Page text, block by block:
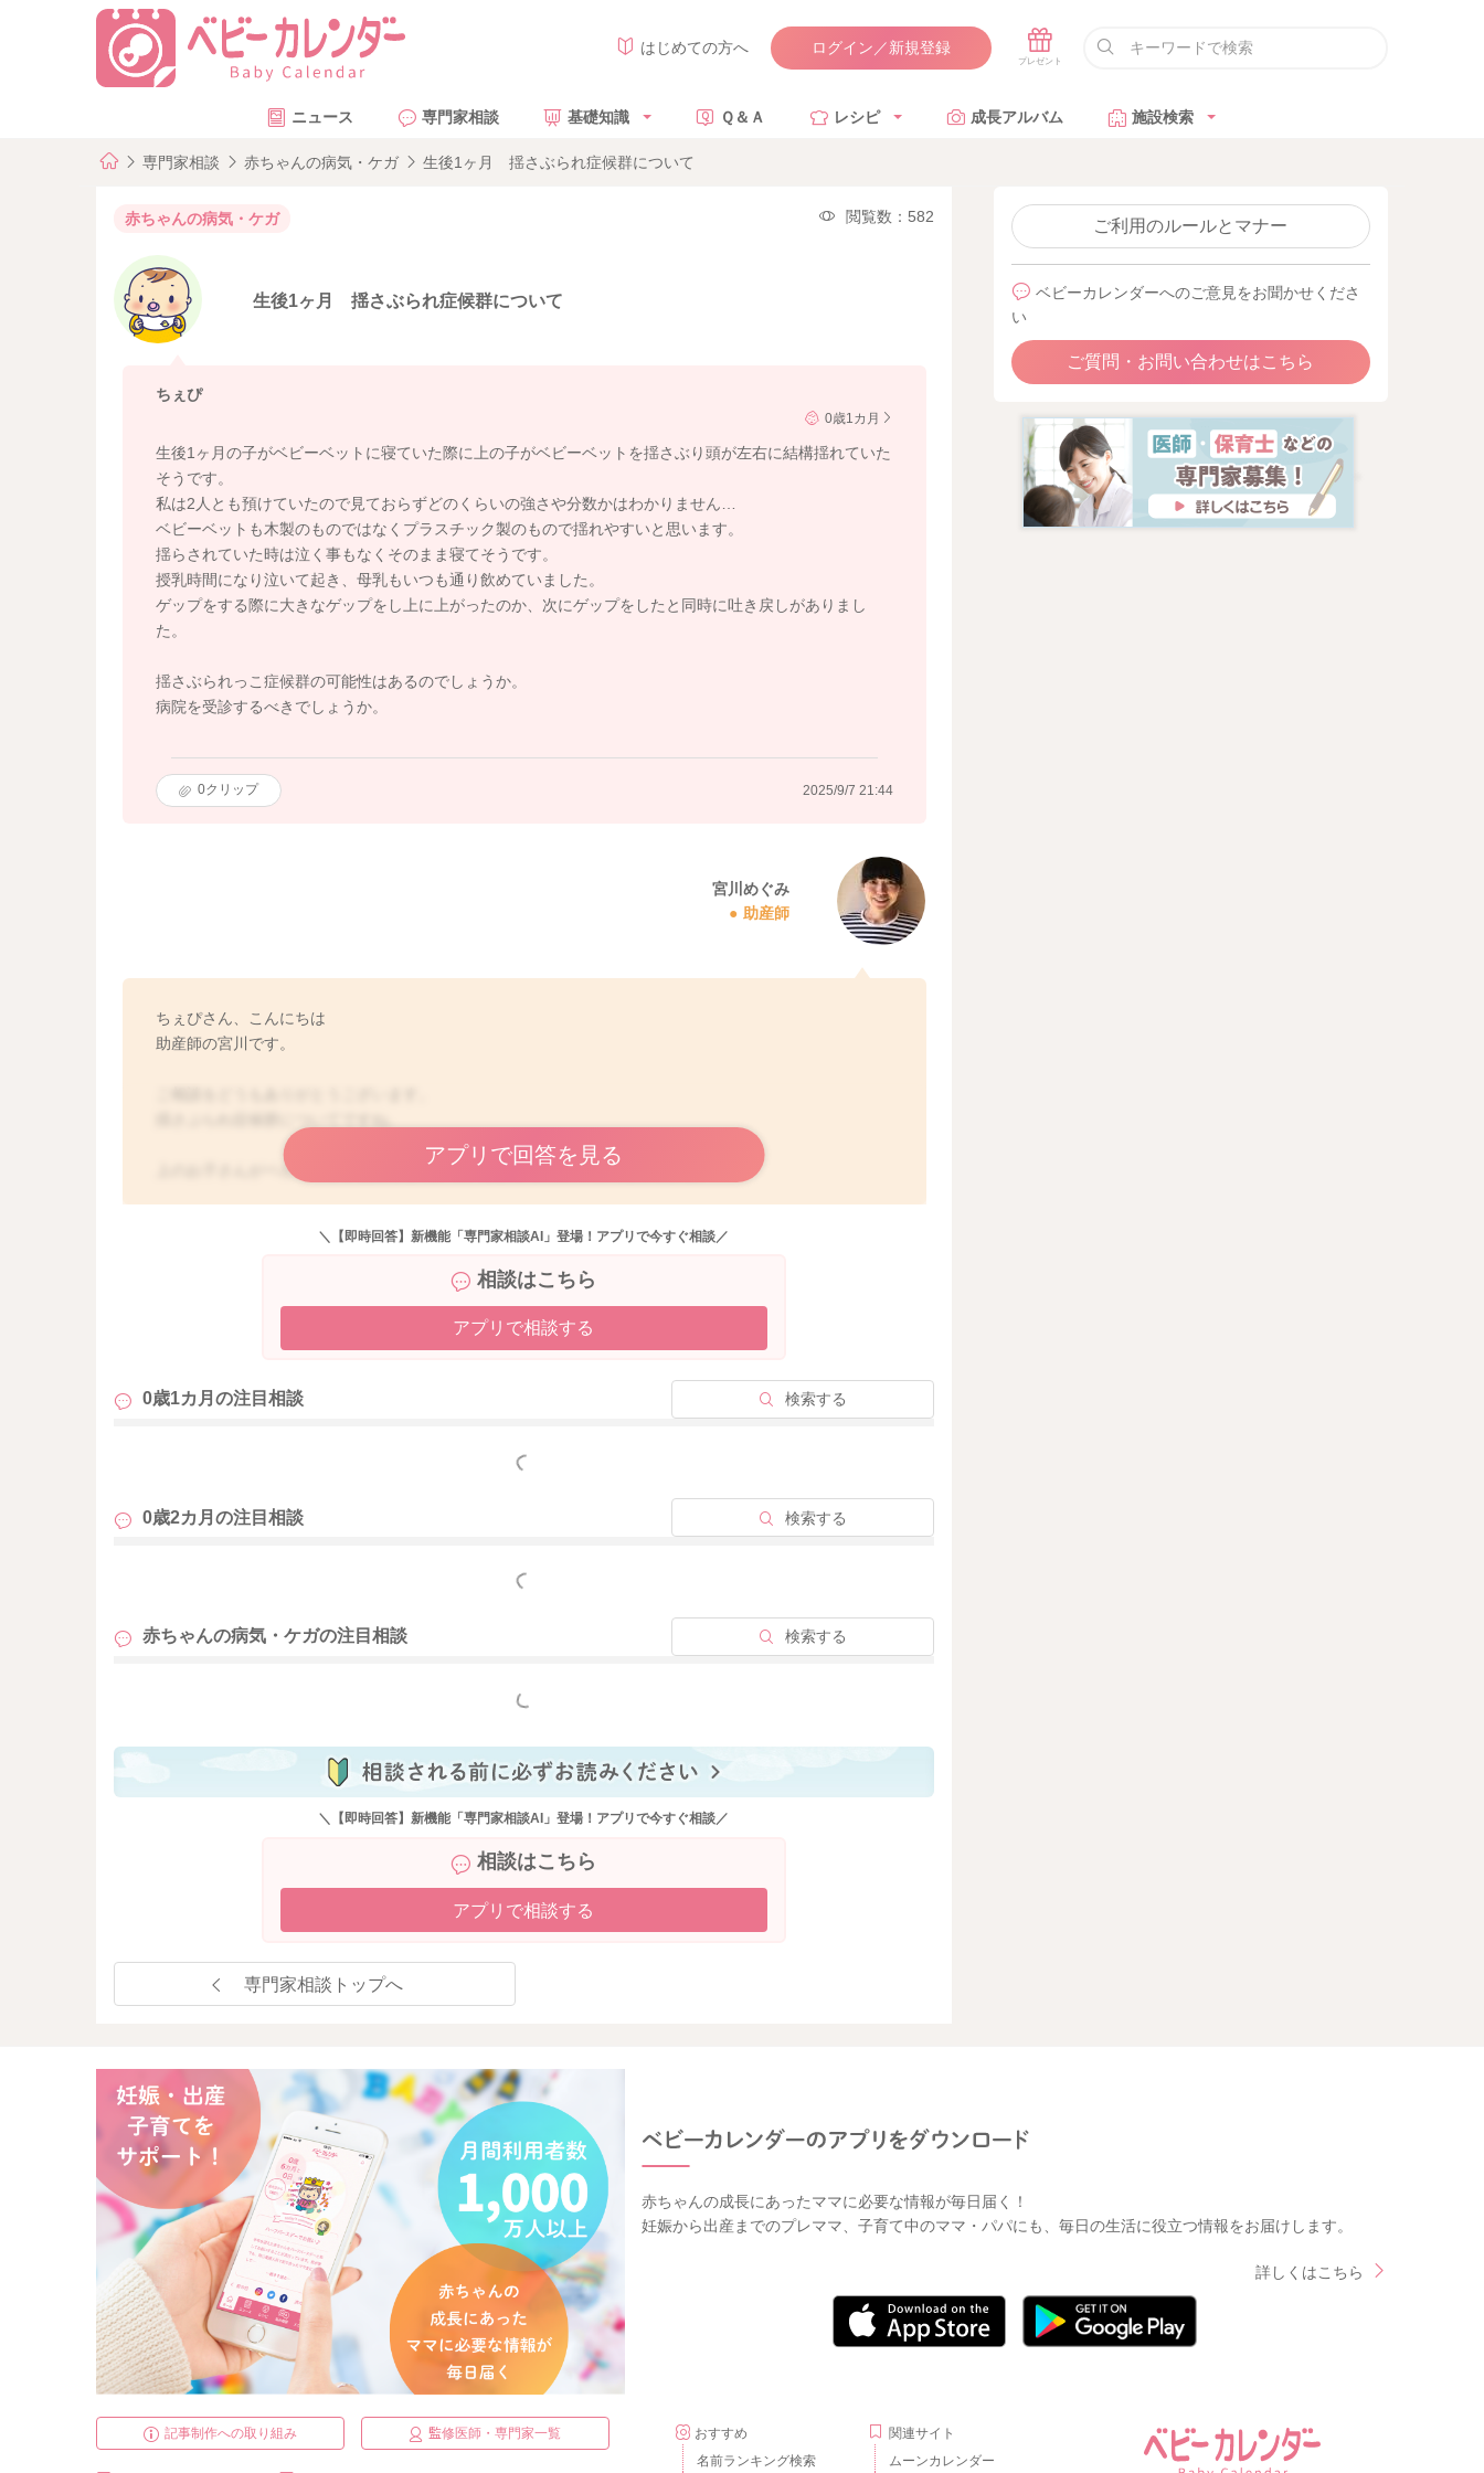
はじめての方へ ログイン／新規登録
ニュース 専門家相談 基礎知識 Ｑ＆Ａ レシピ 成長アルバム 施設検索
専門家相談 赤ちゃんの病気・ケガ 生後1ヶ月 揺さぶられ症候群について
赤ちゃんの病気・ケガ 閲覧数：582
生後1ヶ月 揺さぶられ症候群について
ちぇぴ
0歳1カ月
生後1ヶ月の子がベビーベットに寝ていた際に上の子がベビーベットを揺さぶり頭が左右に結構揺れていた
そうです。
私は2人とも預けていたので見ておらずどのくらいの強さや分数かはわかりません…
ベビーベットも木製のものではなくプラスチック製のもので揺れやすいと思います。
揺らされていた時は泣く事もなくそのまま寝てそうです。
授乳時間になり泣いて起き、母乳もいつも通り飲めていました。
ゲップをする際に大きなゲップをし上に上がったのか、次にゲップをしたと同時に吐き戻しがありまし
た。
揺さぶられっこ症候群の可能性はあるのでしょうか。
病院を受診するべきでしょうか。
0クリップ 2025/9/7 21:44
宮川めぐみ
助産師
ちぇぴさん、こんにちは
助産師の宮川です。
上のお子さんがベビーベッドを揺らしていて、頭が左右に揺れていたのですね。
そしてその後、お子さんの様子でぐったりしていたり、吐くことを3回以上繰り返していたりするでしょう
飲みが悪い、機嫌が悪いようなことがありましたら、受診をなさってみてください。
アプリで回答を見る
＼【即時回答】新機能「専門家相談AI」登場！アプリで今すぐ相談／
相談はこちら
アプリで相談する
0歳1カ月の注目相談 検索する
もっと見る
0歳2カ月の注目相談 検索する
もっと見る
赤ちゃんの病気・ケガの注目相談 検索する
もっと見る
＼【即時回答】新機能「専門家相談AI」登場！アプリで今すぐ相談／
相談はこちら
アプリで相談する
専門家相談トップへ
ご利用のルールとマナー
ベビーカレンダーへのご意見をお聞かせくださ
い
ご質問・お問い合わせはこちら
赤ちゃんの成長にあったママに必要な情報が毎日届く！
妊娠から出産までのプレママ、子育て中のママ・パパにも、毎日の生活に役立つ情報をお届けします。
詳しくはこちら
記事制作への取り組み 監修医師・専門家一覧
おすすめ
名前ランキング検索
関連サイト
ムーンカレンダー